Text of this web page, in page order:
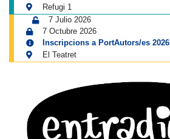
Refugi 1
7 Julio 2026
7 Octubre 2026
Inscripcions a PortAutors/es 2026
El Teatret